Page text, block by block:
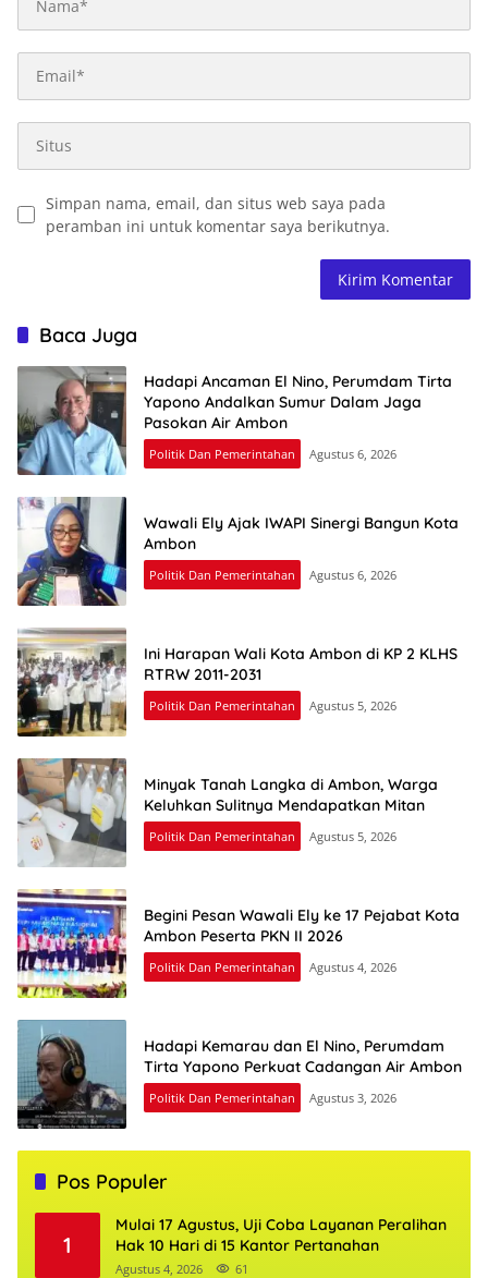
Simpan nama, email, dan situs web saya pada
peramban ini untuk komentar saya berikutnya.
Baca Juga
Hadapi Ancaman El Nino, Perumdam Tirta
Yapono Andalkan Sumur Dalam Jaga
Pasokan Air Ambon
Politik Dan Pemerintahan Agustus 6, 2026
Wawali Ely Ajak IWAPI Sinergi Bangun Kota
Ambon
Politik Dan Pemerintahan Agustus 6, 2026
Ini Harapan Wali Kota Ambon di KP 2 KLHS
RTRW 2011-2031
Politik Dan Pemerintahan Agustus 5, 2026
Minyak Tanah Langka di Ambon, Warga
Keluhkan Sulitnya Mendapatkan Mitan
Politik Dan Pemerintahan Agustus 5, 2026
Begini Pesan Wawali Ely ke 17 Pejabat Kota
Ambon Peserta PKN II 2026
Politik Dan Pemerintahan Agustus 4, 2026
Hadapi Kemarau dan El Nino, Perumdam
Tirta Yapono Perkuat Cadangan Air Ambon
Politik Dan Pemerintahan Agustus 3, 2026
Pos Populer
1
Mulai 17 Agustus, Uji Coba Layanan Peralihan
Hak 10 Hari di 15 Kantor Pertanahan
Agustus 4, 2026 61